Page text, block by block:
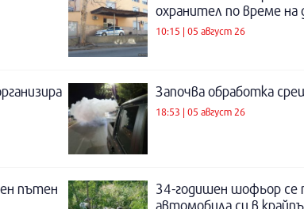
охранител по време
10:15 | 05 август 26
Започва обработка
18:53 | 05 август 26
пътен
34-годишен шофьор се
автомобила си в